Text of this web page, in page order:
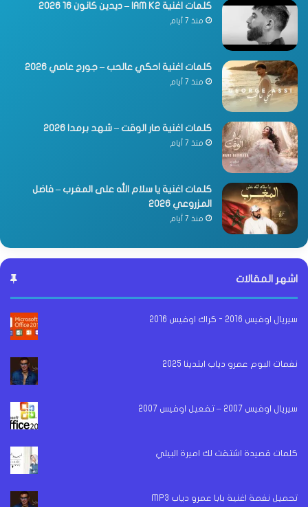
كلمات اغنية IAM K2 – ديدين كانون 16 2026
منذ 7 أيام
كلمات اغنية احكي عالحب – جورج عاصي 2026
منذ 7 أيام
كلمات اغنية صار الوقت – شهد برمدا 2026
منذ 7 أيام
كلمات اغنية يا سلام الله على المغرب – فاضل
المزروعي 2026
منذ 7 أيام
اشهر المقالات
سيريال اوفيس 2016 - كراك اوفيس 2016
نغمات البوم عمرو دياب ابتدينا 2025
سيريال اوفيس 2007 – تفعيل اوفيس 2007
كلمات قصيدة اشتقت لك اميرة البيلي
تحميل نغمة اغنية بابا عمرو دياب MP3